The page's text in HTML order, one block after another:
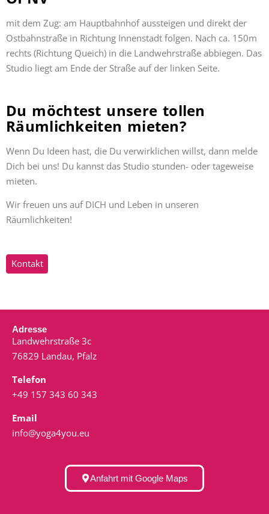
mit dem Zug: am Hauptbahnhof aussteigen und direkt der
Ostbahnstraße in Richtung Innenstadt folgen. Nach ca. 150m
rechts (Richtung Queich) in die Landwehrstraße abbiegen. Das
Studio liegt am Ende der Straße auf der linken Seite.
Du möchtest unsere tollen
Räumlichkeiten mieten?
Wenn Du Ideen hast, die Du verwirklichen willst, dann melde
Dich bei uns! Du kannst das Studio stunden- oder tageweise
mieten.
Wir freuen uns auf DICH und Leben in unseren
Räumlichkeiten!
Kontakt
Adresse
Landwehrstraße 3c
76829 Landau, Pfalz
Telefon
+49 157 343 60 343
Email
info@yoga4you.eu
Anfahrt mit Google Maps